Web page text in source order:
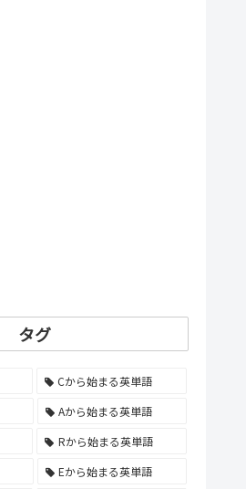
タグ
Cから始まる英単語
Aから始まる英単語
Rから始まる英単語
Eから始まる英単語